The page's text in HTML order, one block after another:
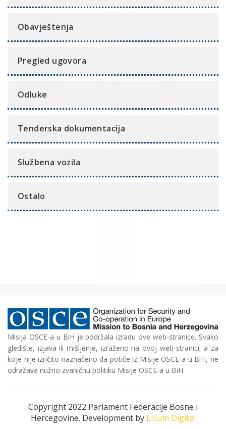
Obavještenja
Pregled ugovora
Odluke
Tenderska dokumentacija
Službena vozila
Ostalo
Misija OSCE-a u BiH je podržala izradu ove web-stranice. Svako
gledište, izjava ili mišljenje, izraženo na ovoj web-stranici, a za
koje nije izričito naznačeno da potiče iz Misije OSCE-a u BiH, ne
odražava nužno zvaničnu politiku Misije OSCE-a u BiH.
Copyright 2022 Parlament Federacije Bosne i
Hercegovine. Development by Lilium Digital